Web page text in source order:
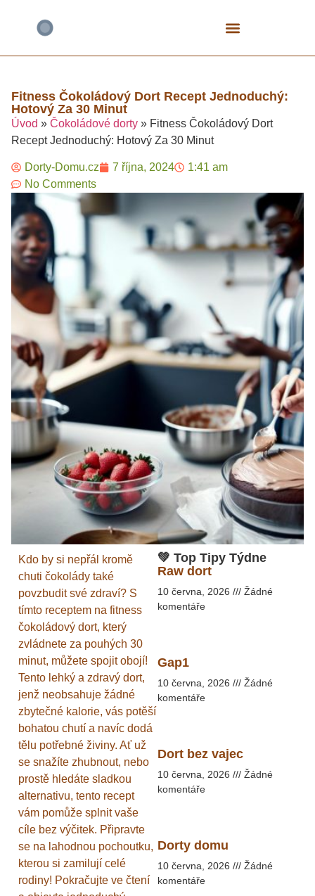
Fitness Čokoládový Dort Recept Jednoduchý:
Hotový Za 30 Minut​
Úvod » Čokoládové dorty » Fitness Čokoládový Dort
Recept Jednoduchý: Hotový Za 30 Minut​
Dorty-Domu.cz 7 října, 2024
1:41 am
No Comments
Kdo by si nepřál kromě
chuti čokolády také
povzbudit své zdraví? S
tímto receptem na fitness
čokoládový dort, který
zvládnete za pouhých 30
minut, můžete spojit obojí!
Tento lehký a zdravý dort,
jenž neobsahuje žádné
zbytečné kalorie, vás potěší
bohatou chutí a navíc dodá
tělu potřebné živiny. Ať už
se snažíte zhubnout, nebo
prostě hledáte sladkou
alternativu, tento recept
vám pomůže splnit vaše
cíle bez výčitek. Připravte
se na lahodnou pochoutku,
kterou si zamilují celé
rodiny! Pokračujte ve čtení
💚 Top Tipy Týdne
Raw dort
10 června, 2026
Žádné
komentáře
Gap1
10 června, 2026
Žádné
komentáře
Dort bez vajec
10 června, 2026
Žádné
komentáře
Dorty domu
10 června, 2026
Žádné
komentáře